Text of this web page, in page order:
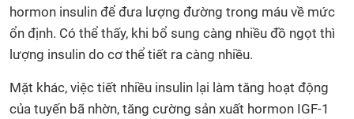
hormon insulin để đưa lượng đường trong máu về mức
ổn định. Có thể thấy, khi bổ sung càng nhiều đồ ngọt thì
lượng insulin do cơ thể tiết ra càng nhiều.
Mặt khác, việc tiết nhiều insulin lại làm tăng hoạt động
của tuyến bã nhờn, tăng cường sản xuất hormon IGF-1